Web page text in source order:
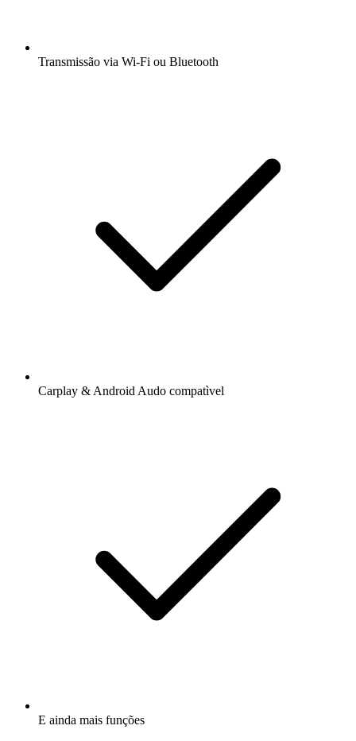
Transmissão via Wi-Fi ou Bluetooth
Carplay & Android Audo compatìvel
E ainda mais funções